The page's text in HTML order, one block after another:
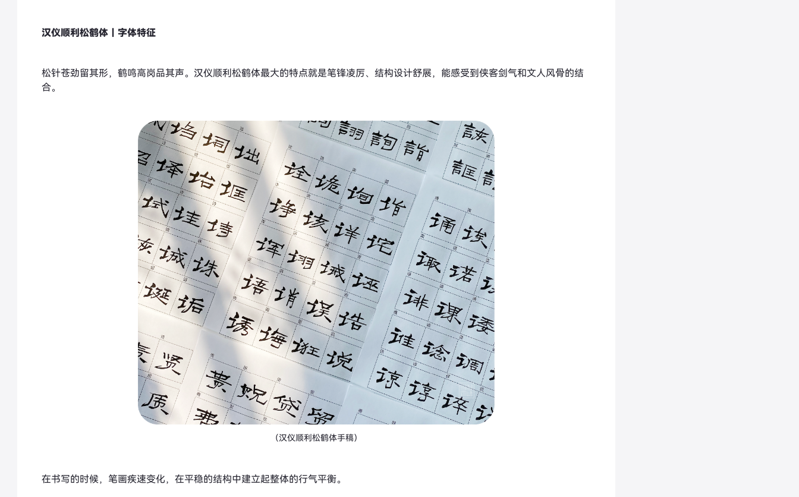
汉仪顺利松鹤体｜字体特征
松针苍劲留其形，鹤鸣高岗品其声。汉仪顺利松鹤体最大的特点就是笔锋凌厉、结构设计舒展，能感受到侠客剑气和文人风骨的结
合。
（汉仪顺利松鹤体手稿）
在书写的时候，笔画疾速变化，在平稳的结构中建立起整体的行气平衡。